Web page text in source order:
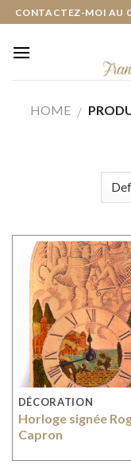
Skip
content
CONTACTEZ-MOI AU
HOME /
DÉCORATION
Horloge signée
Capron